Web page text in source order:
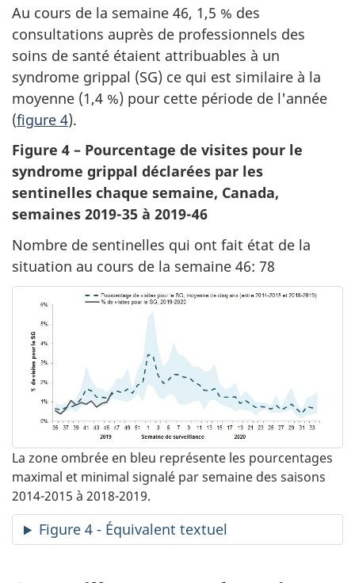
Au cours de la semaine 46, 1,5 % des
consultations auprès de professionnels des
soins de santé étaient attribuables à un
syndrome grippal (SG) ce qui est similaire à la
moyenne (1,4 %) pour cette période de l'année
(figure 4).
Figure 4 – Pourcentage de visites pour le
syndrome grippal déclarées par les
sentinelles chaque semaine, Canada,
semaines 2019-35 à 2019-46
Nombre de sentinelles qui ont fait état de la
situation au cours de la semaine 46: 78
La zone ombrée en bleu représente les pourcentages
maximal et minimal signalé par semaine des saisons
2014-2015 à 2018-2019.
Figure 4 - Équivalent textuel